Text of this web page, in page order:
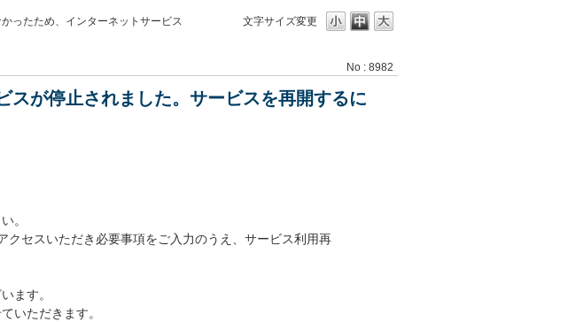
文字サイズ変更
ったため、インターネットサービス
No : 8982
スが停止されました。サービスを再開するに
。
セスいただき必要事項をご入力のうえ、サービス利用再
ます。
いただきます。